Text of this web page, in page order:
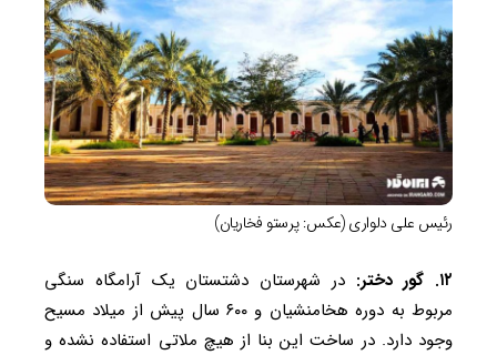
رئیس علی دلواری (عکس: پرستو فخاریان)
۱۲. گور دختر:
در شهرستان دشتستان یک آرامگاه سنگی
مربوط به دوره هخامنشیان و ۶۰۰ سال پیش از میلاد مسیح
وجود دارد. در ساخت این بنا از هیچ ملاتی استفاده نشده و